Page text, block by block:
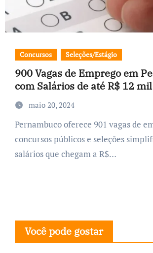
Concursos Seleções/Estágio
900 Vagas de Emprego em
com Salários de até R$ 12 mil
maio 20, 2024
Pernambuco oferece 901 vagas de emprego em
concursos públicos e seleções
salários que chegam a R$…
Você pode gostar